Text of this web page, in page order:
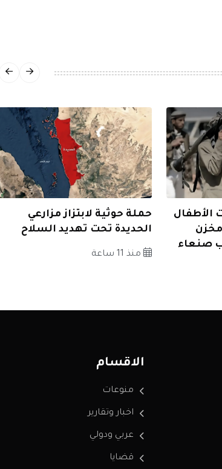
الأطفال
مخزن
صنعاء
حملة حوثية لابتزاز مزارعي
الحديدة تحت تهديد السلاح
منذ 11 ساعة
الاقسام
منوعات
اخبار وتقارير
عربي ودولي
قضايا